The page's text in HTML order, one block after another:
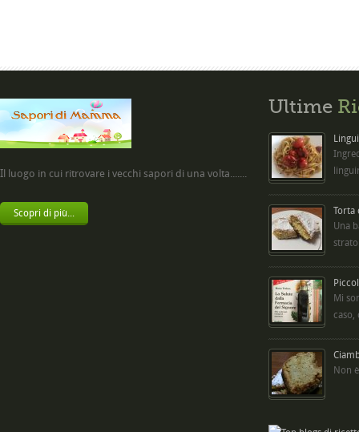
Il luogo in cui ritrovare i vecchi sapori di una volta.......
Scopri di più...
Ultime
Torta
Una
Mi
caso,
Non